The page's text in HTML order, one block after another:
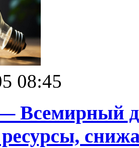
08:45
Всемирный